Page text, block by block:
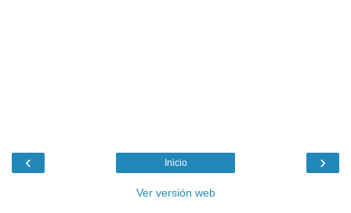
‹ ›
Inicio
Ver versión web